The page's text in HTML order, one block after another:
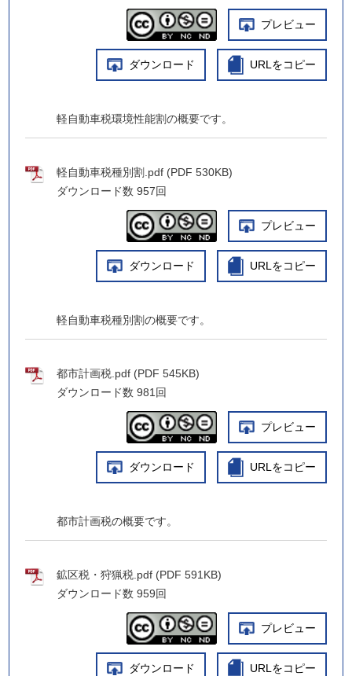
プレビュー
ダウンロード URLをコピー
軽自動車税環境性能割の概要です。
軽自動車税種別割.pdf (PDF 530KB)
ダウンロード数 957回
プレビュー
ダウンロード URLをコピー
軽自動車税種別割の概要です。
都市計画税.pdf (PDF 545KB)
ダウンロード数 981回
プレビュー
ダウンロード URLをコピー
都市計画税の概要です。
鉱区税・狩猟税.pdf (PDF 591KB)
ダウンロード数 959回
プレビュー
ダウンロード URLをコピー